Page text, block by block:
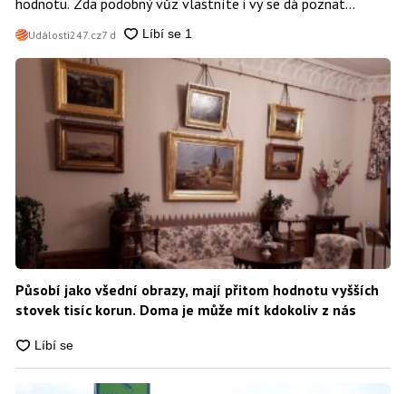
hodnotu. Zda podobný vůz vlastníte i vy se dá poznat
Události247.cz7 d
Působí jako všední obrazy, mají přitom hodnotu vyšších
stovek tisíc korun. Doma je může mít kdokoliv z nás